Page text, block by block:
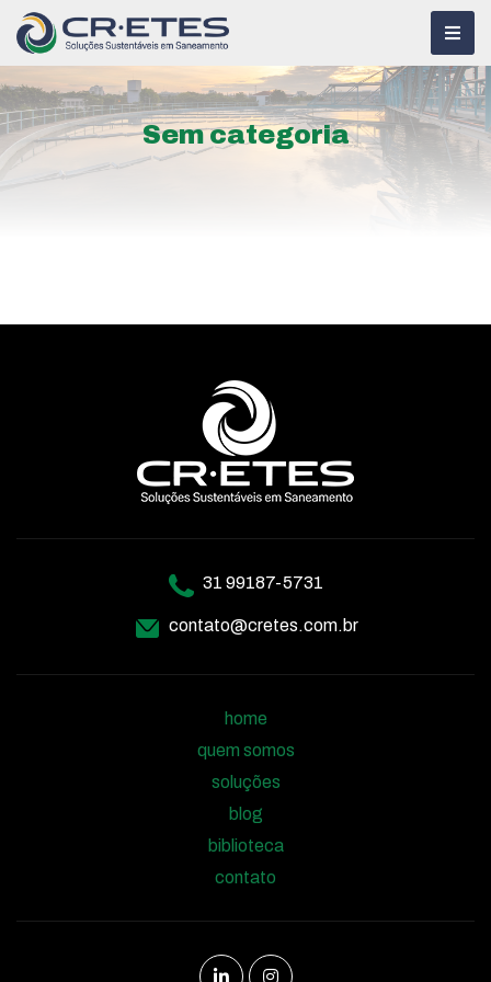
Sem categoria
31 99187-5731
contato@cretes.com.br
home
quem somos
soluções
blog
biblioteca
contato